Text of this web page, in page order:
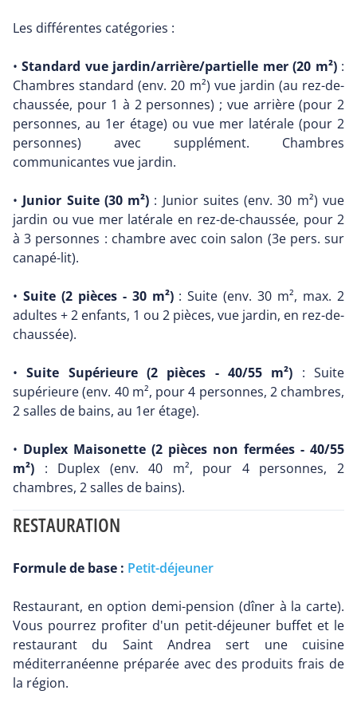
Les différentes catégories :
•Standard vue jardin/arrière/partielle mer (20 m²):
Chambres standard (env. 20 m²) vue jardin (au rez-de-
chaussée, pour 1 à 2 personnes) ; vue arrière (pour 2
personnes, au 1er étage) ou vue mer latérale (pour 2
personnes) avec supplément. Chambres
communicantes vue jardin.
• Junior Suite (30 m²) : Junior suites (env. 30 m²) vue
jardin ou vue mer latérale en rez-de-chaussée, pour 2
à 3 personnes : chambre avec coin salon (3e pers. sur
canapé-lit).
• Suite (2 pièces - 30 m²): Suite (env. 30 m², max. 2
adultes + 2 enfants, 1 ou 2 pièces, vue jardin, en rez-de-
chaussée).
•Suite Supérieure (2 pièces - 40/55 m²) : Suite
supérieure (env. 40 m², pour 4 personnes, 2 chambres,
2 salles de bains, au 1er étage).
• Duplex Maisonette (2 pièces non fermées - 40/55
m²) : Duplex (env. 40 m², pour 4 personnes, 2
chambres, 2 salles de bains).
RESTAURATION
Formule de base : Petit-déjeuner
Restaurant, en option demi-pension (dîner à la carte).
Vous pourrez profiter d'un petit-déjeuner buffet et le
restaurant du Saint Andrea sert une cuisine
méditerranéenne préparée avec des produits frais de
la région.